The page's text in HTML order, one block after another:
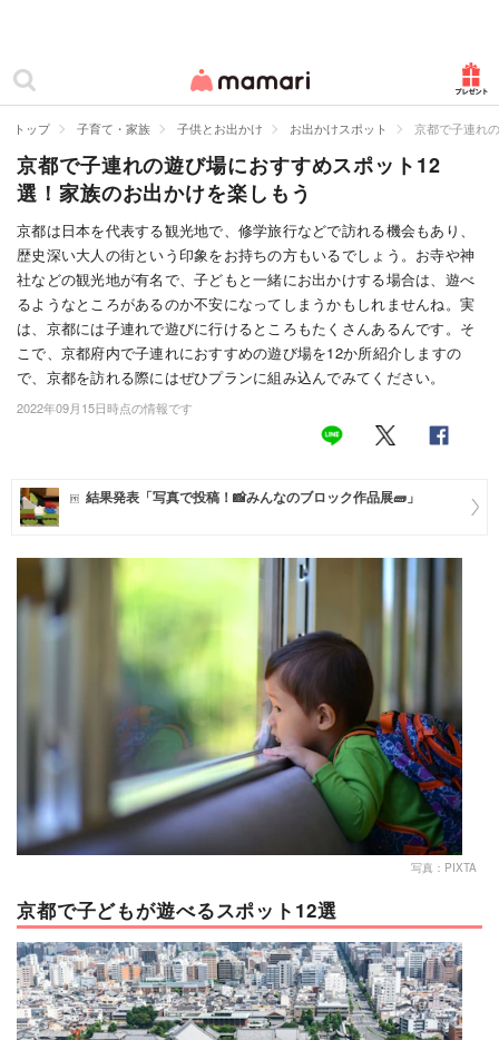
ママリ
カテゴリー一覧
妊娠
出産
赤ちゃん・育児
子育て・家族
病院
住まい
トレンド・イベント
トップ 子育て・家族 子供とお出かけ お出かけスポット 京都で子連れ
京都で子連れの遊び場におすすめスポット12
選！家族のお出かけを楽しもう
京都は日本を代表する観光地で、修学旅行などで訪れる機会もあり、
歴史深い大人の街という印象をお持ちの方もいるでしょう。お寺や神
社などの観光地が有名で、子どもと一緒にお出かけする場合は、遊べ
るようなところがあるのか不安になってしまうかもしれませんね。実
は、京都には子連れで遊びに行けるところもたくさんあるんです。そ
こで、京都府内で子連れにおすすめの遊び場を12か所紹介しますの
で、京都を訪れる際にはぜひプランに組み込んでみてください。
2022年09月15日時点の情報です
結果発表「写真で投稿！📸みんなのブロック作品展🧱」
写真：PIXTA
京都で子どもが遊べるスポット12選